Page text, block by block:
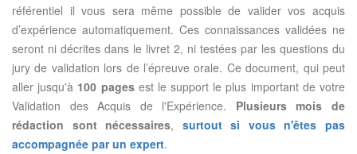
référentiel il vous sera même possible de valider vos acquis
d’expérience automatiquement. Ces connaissances validées ne
seront ni décrites dans le livret 2, ni testées par les questions du
jury de validation lors de l’épreuve orale. Ce document, qui peut
aller jusqu'à 100 pagesest le support le plus important de votre
Validation des Acquis de l'Expérience. Plusieurs mois de
rédaction sont nécessaires, surtout si vous n'êtes pas
accompagnée par un expert.